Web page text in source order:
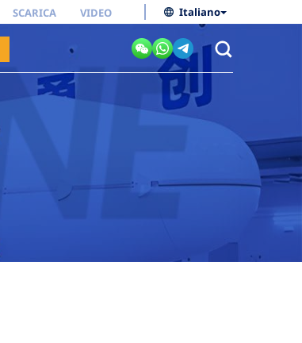
Italiano
SCARICA VIDEO